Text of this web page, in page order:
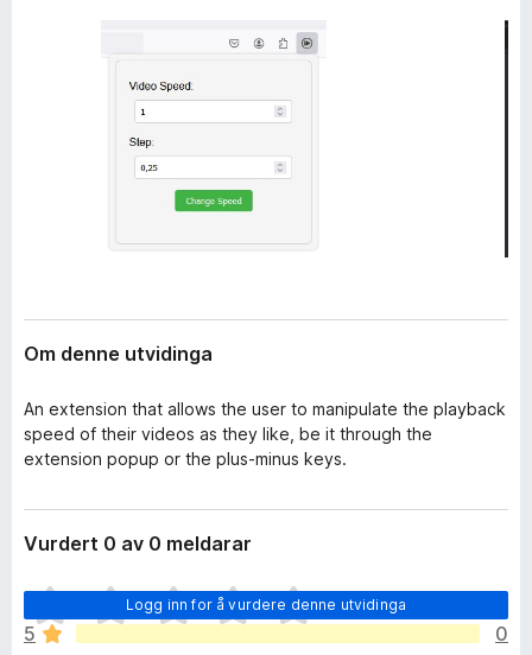
x
Om denne utvidinga
An extension that allows the user to manipulate the playback
speed of their videos as they like, be it through the
extension popup or the plus-minus keys.
Vurdert 0 av 0 meldarar
Logg inn for å vurdere denne utvidinga
I
n
g
5
0